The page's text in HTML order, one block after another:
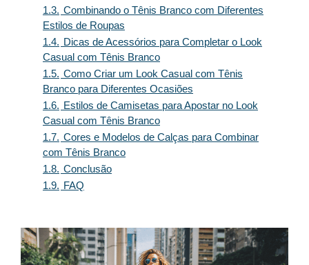
1.3. Combinando o Tênis Branco com Diferentes
Estilos de Roupas
1.4. Dicas de Acessórios para Completar o Look
Casual com Tênis Branco
1.5. Como Criar um Look Casual com Tênis
Branco para Diferentes Ocasiões
1.6. Estilos de Camisetas para Apostar no Look
Casual com Tênis Branco
1.7. Cores e Modelos de Calças para Combinar
com Tênis Branco
1.8. Conclusão
1.9. FAQ